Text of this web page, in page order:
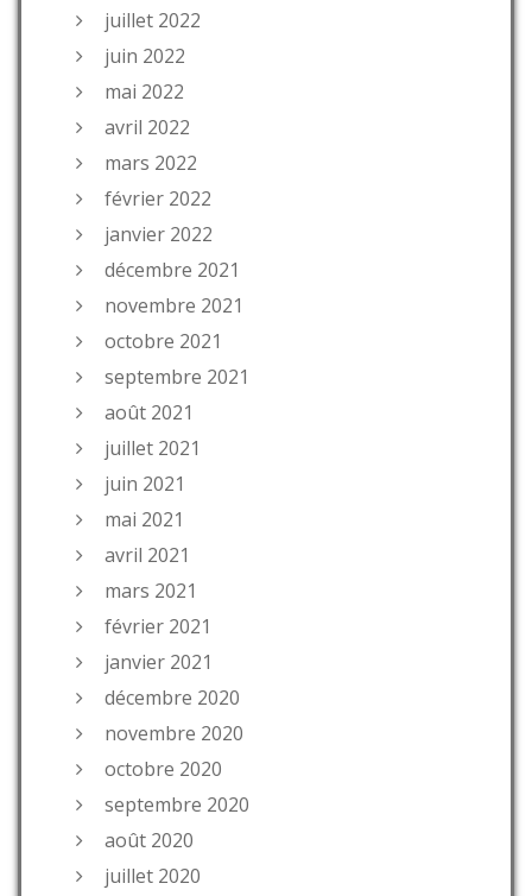
juillet 2022
juin 2022
mai 2022
avril 2022
mars 2022
février 2022
janvier 2022
décembre 2021
novembre 2021
octobre 2021
septembre 2021
août 2021
juillet 2021
juin 2021
mai 2021
avril 2021
mars 2021
février 2021
janvier 2021
décembre 2020
novembre 2020
octobre 2020
septembre 2020
août 2020
juillet 2020